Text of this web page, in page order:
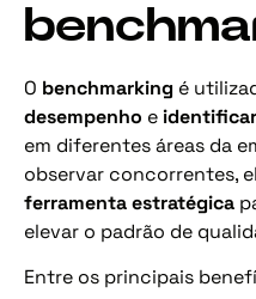
O benchmarking é
desempenho e
em diferentes áreas da
observar concorrentes,
ferramenta estratégica
elevar o padrão de
Entre os principais